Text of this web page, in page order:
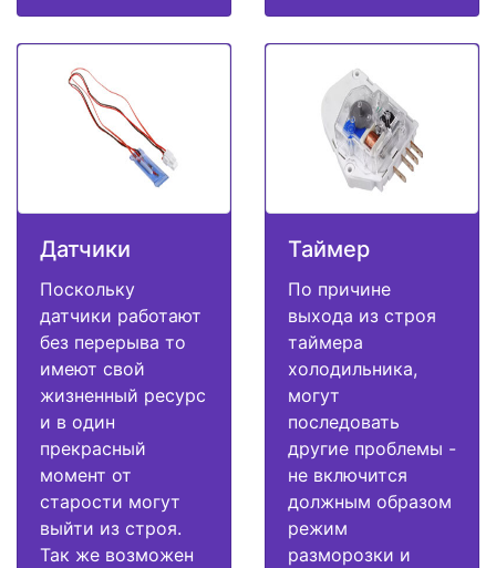
Датчики
Поскольку
датчики работают
без перерыва то
имеют свой
жизненный ресурс
и в один
прекрасный
момент от
старости могут
выйти из строя.
Так же возможен
Таймер
По причине
выхода из строя
таймера
холодильника,
могут
последовать
другие проблемы -
не включится
должным образом
режим
разморозки и